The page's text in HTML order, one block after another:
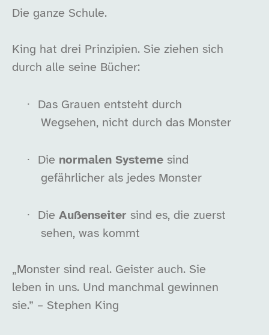
Die ganze Schule.
King hat drei Prinzipien. Sie ziehen sich
durch alle seine Bücher:
·
Das Grauen entsteht durch
Wegsehen, nicht durch das Monster
· Die normalen Systeme sind
gefährlicher als jedes Monster
· Die Außenseiter sind es, die zuerst
sehen, was kommt
„Monster sind real. Geister auch. Sie
leben in uns. Und manchmal gewinnen
sie.” – Stephen King